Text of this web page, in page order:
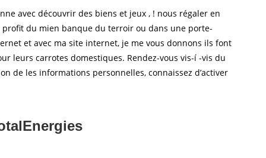
avec découvrir des biens et jeux , ! nous régaler en
profit du mien banque du terroir ou dans une porte-
et avec ma site internet, je me vous donnons ils font
leurs carrotes domestiques. Rendez-vous vis-í -vis du
de les informations personnelles, connaissez d’activer